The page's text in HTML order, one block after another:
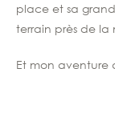
place et sa
terrain près de la
Et mon